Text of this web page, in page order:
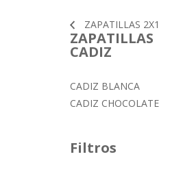
ZAPATILLAS 2X1
ZAPATILLAS
CADIZ
CADIZ BLANCA
CADIZ CHOCOLATE
Filtros